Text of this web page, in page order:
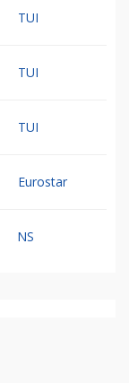
TUI
TUI
TUI
Eurostar
NS